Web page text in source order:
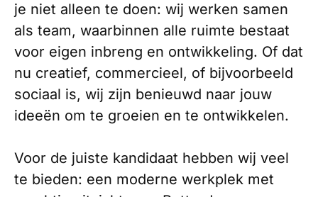
je niet alleen te doen: wij werken samen
als team, waarbinnen alle ruimte bestaat
voor eigen inbreng en ontwikkeling. Of dat
nu creatief, commercieel, of bijvoorbeeld
sociaal is, wij zijn benieuwd naar jouw
ideeën om te groeien en te ontwikkelen.
Voor de juiste kandidaat hebben wij veel
te bieden: een moderne werkplek met